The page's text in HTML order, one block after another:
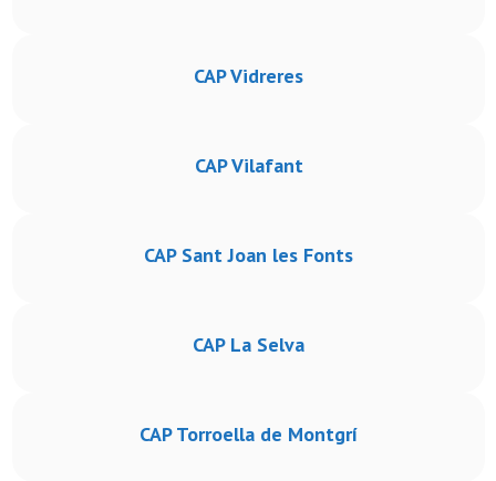
CAP Vidreres
CAP Vilafant
CAP Sant Joan les Fonts
CAP La Selva
CAP Torroella de Montgrí